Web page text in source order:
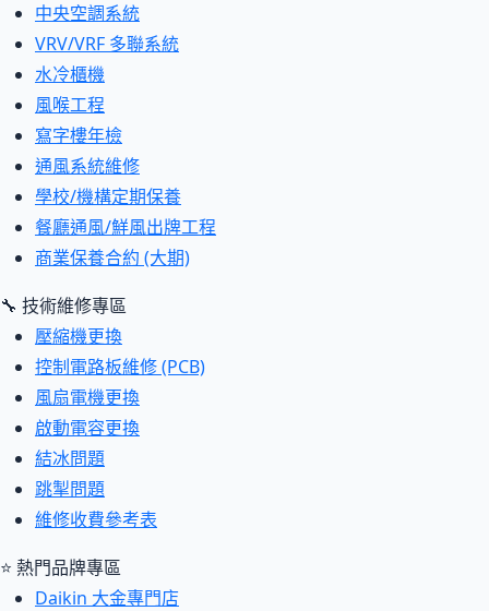
中央空調系統
VRV/VRF 多聯系統
水冷櫃機
風喉工程
寫字樓年檢
通風系統維修
學校/機構定期保養
餐廳通風/鮮風出牌工程
商業保養合約 (大期)
🔧 技術維修專區
壓縮機更換
控制電路板維修 (PCB)
風扇電機更換
啟動電容更換
結冰問題
跳掣問題
維修收費參考表
⭐ 熱門品牌專區
Daikin 大金專門店